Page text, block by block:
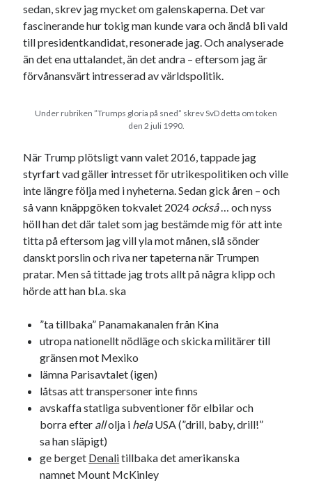
Kategorier
Kategorier
#blogg100 allmänbildning
barnen basket bil corona
död England fest film fotboll
historia hotell jobb
Julkalenderfacit Julkalendern
kåseri lifvet Lund mat
minnen mode musik
nostalgi ord
reklam resa sekrutt skola
sommar språk språkpolis
Stockholm svenska tips
sedan, skrev jag mycket om galenskaperna. Det var
fascinerande hur tokig man kunde vara och ändå bli vald
till presidentkandidat, resonerade jag. Och analyserade
än det ena uttalandet, än det andra – eftersom jag är
förvånansvärt intresserad av världspolitik.
Under rubriken ”Trumps gloria på sned” skrev SvD detta om token
den 2 juli 1990.
När Trump plötsligt vann valet 2016, tappade jag
styrfart vad gäller intresset för utrikespolitiken och ville
inte längre följa med i nyheterna. Sedan gick åren – och
så vann knäppgöken tokvalet 2024 också… och nyss
höll han det där talet som jag bestämde mig för att inte
titta på eftersom jag vill yla mot månen, slå sönder
danskt porslin och riva ner tapeterna när Trumpen
pratar. Men så tittade jag trots allt på några klipp och
hörde att han bl.a. ska
”ta tillbaka” Panamakanalen från Kina
utropa nationellt nödläge och skicka militärer till
gränsen mot Mexiko
lämna Parisavtalet (igen)
låtsas att transpersoner inte finns
avskaffa statliga subventioner för elbilar och
borra efter allolja i helaUSA (”drill, baby, drill!”
sa han släpigt)
ge berget Denalitillbaka det amerikanska
namnet Mount McKinley